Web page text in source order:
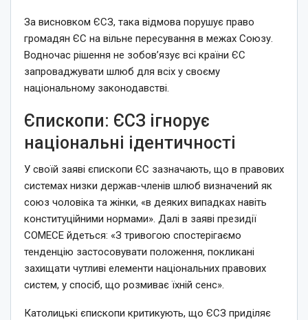
За висновком ЄСЗ, така відмова порушує право
громадян ЄС на вільне пересування в межах Союзу.
Водночас рішення не зобов’язує всі країни ЄС
запроваджувати шлюб для всіх у своєму
національному законодавстві.
Єпископи: ЄСЗ ігнорує
національні ідентичності
У своїй заяві єпископи ЄС зазначають, що в правових
системах низки держав-членів шлюб визначений як
союз чоловіка та жінки, «в деяких випадках навіть
конституційними нормами». Далі в заяві президії
COMECE йдеться: «З тривогою спостерігаємо
тенденцію застосовувати положення, покликані
захищати чутливі елементи національних правових
систем, у спосіб, що розмиває їхній сенс».
Католицькі єпископи критикують, що ЄСЗ приділяє